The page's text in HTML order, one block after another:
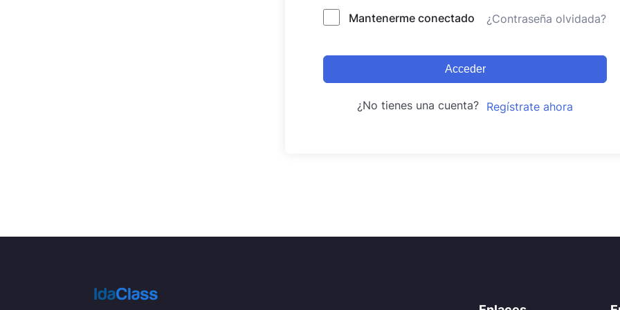
Mantenerme conectado ¿Contraseña olvidada?
Acceder
¿No tienes una cuenta? Regístrate ahora